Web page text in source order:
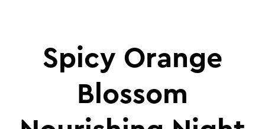
Spicy Orange
Blossom